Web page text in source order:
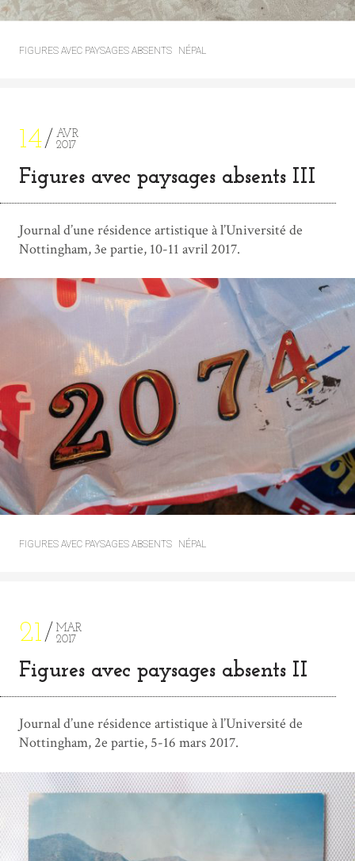
FIGURES AVEC PAYSAGES ABSENTS NÉPAL
14
AVR
2017
Figures avec paysages absents III
Journal d’une résidence artistique à l’Université de
Nottingham, 3e partie, 10-11 avril 2017.
FIGURES AVEC PAYSAGES ABSENTS NÉPAL
21
MAR
2017
Figures avec paysages absents II
Journal d’une résidence artistique à l’Université de
Nottingham, 2e partie, 5-16 mars 2017.